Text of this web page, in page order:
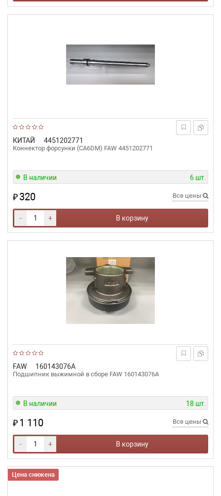
КИТАЙ 4451202771
Коннектор форсунки (CA6DM) FAW 4451202771
В наличии 6 шт.
₽320 Все цены
- + В корзину
FAW 160143076A
Подшипник выжимной в сборе FAW 160143076A
В наличии 18 шт.
₽1 110 Все цены
- + В корзину
Цена снижена